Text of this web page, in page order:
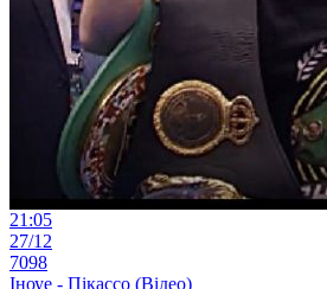
21:05
27/12
7098
Іноуе - Пікассо (Відео)